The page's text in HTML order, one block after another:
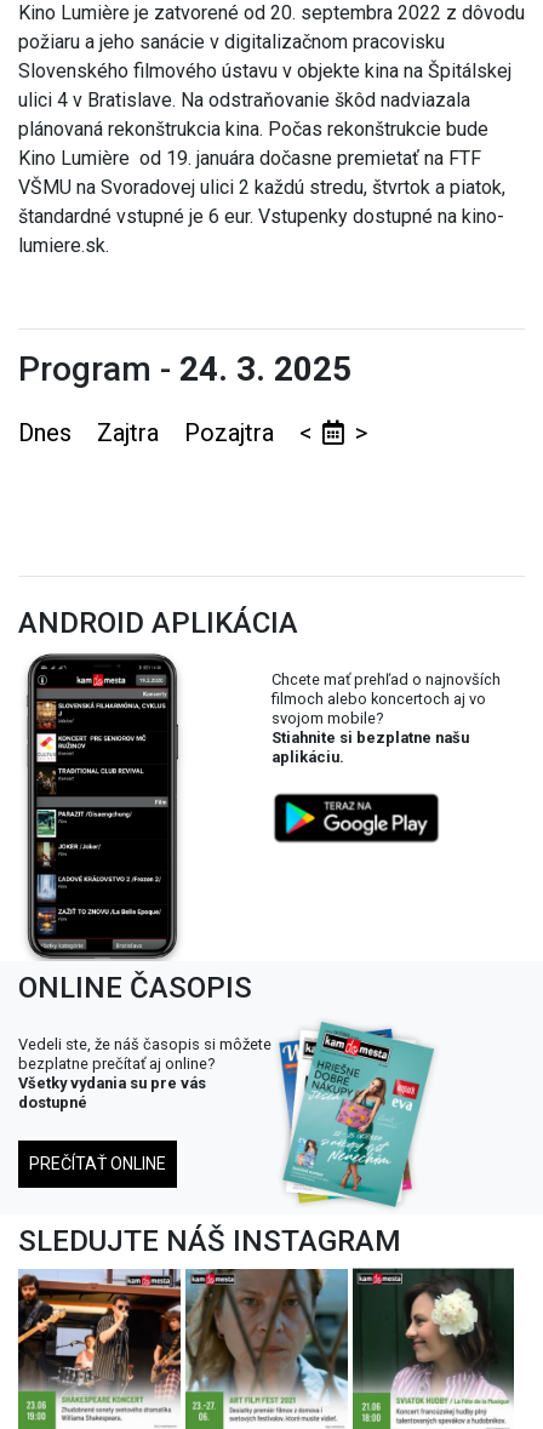
Kino Lumière je zatvorené od 20. septembra 2022 z dôvodu
požiaru a jeho sanácie v digitalizačnom pracovisku
Slovenského filmového ústavu v objekte kina na Špitálskej
ulici 4 v Bratislave. Na odstraňovanie škôd nadviazala
plánovaná rekonštrukcia kina. Počas rekonštrukcie bude
Kino Lumière od 19. januára dočasne premietať na FTF
VŠMU na Svoradovej ulici 2 každú stredu, štvrtok a piatok,
štandardné vstupné je 6 eur. Vstupenky dostupné na kino-
lumiere.sk.
Program - 24. 3. 2025
Dnes Zajtra Pozajtra < >
ANDROID APLIKÁCIA
Chcete mať prehľad o najnovších
filmoch alebo koncertoch aj vo
svojom mobile?
Stiahnite si bezplatne našu
aplikáciu.
ONLINE ČASOPIS
Vedeli ste, že náš časopis si môžete
bezplatne prečítať aj online?
Všetky vydania su pre vás
dostupné
PREČÍTAŤ ONLINE
SLEDUJTE NÁŠ INSTAGRAM